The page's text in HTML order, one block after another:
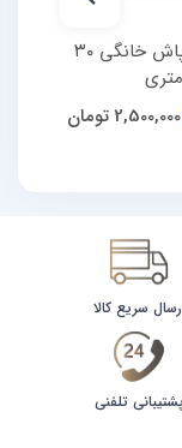
پکیج مه پاش خانگی ۳۰
متری
2,500,000 تومان
سریع کالا
پشتیبانی تلفنی